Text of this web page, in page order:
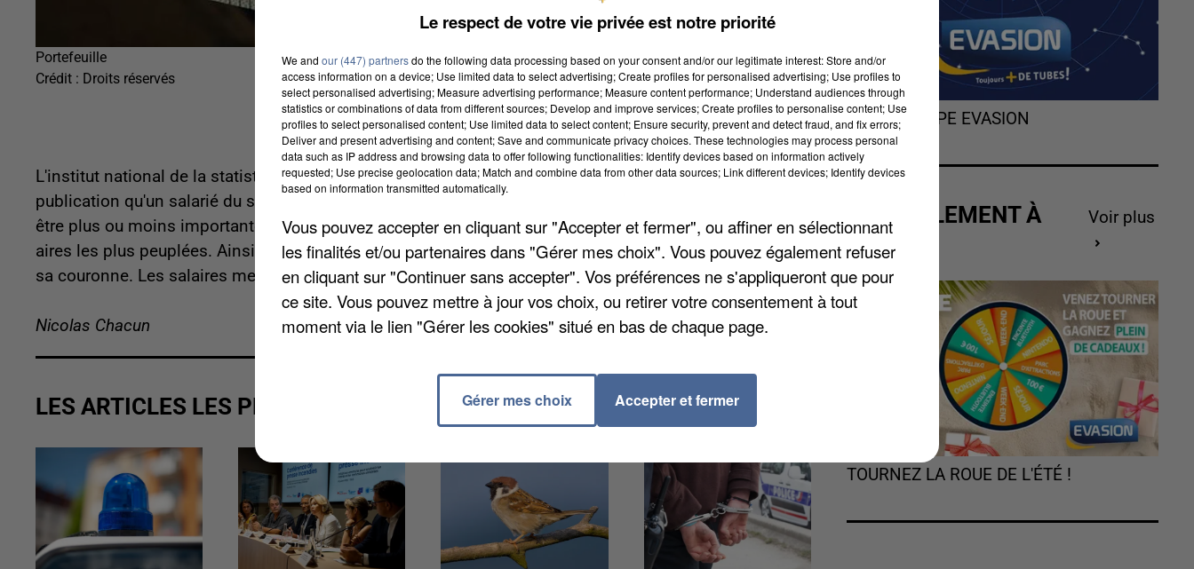
Portefeuille
Crédit : Droits réservés
L'institut national de la statistique vient de dévoiler une nouvelle étude. On apprend dans cette
publication qu'un salarié du secteur privé gagne en moyenne 2.500 euros. Sauf que cette somme peut
être plus ou moins importante, selon que l'employé travaille dans une grande ville ou bien hors des
aires les plus peuplées. Ainsi, la Seine-et-Marne est sous l'influence de l'aire d'attraction de Paris et de
sa couronne. Les salaires mensuels nets moyens y sont compris entre 2.450 et 3.320 euros.
Nicolas Chacun
LES ARTICLES LES PLUS VUS
L'HOROSCOPE EVASION
ACTUELLEMENT À
GAGNER
Voir plus
TOURNEZ LA ROUE DE L'ÉTÉ !
Le respect de votre vie privée est notre priorité
We and our (447) partnersdo the following data processing based on your consent and/or our legitimate interest: Store and/or
access information on a device; Use limited data to select advertising; Create profiles for personalised advertising; Use profiles to
select personalised advertising; Measure advertising performance; Measure content performance; Understand audiences through
statistics or combinations of data from different sources; Develop and improve services; Create profiles to personalise content; Use
profiles to select personalised content; Use limited data to select content; Ensure security, prevent and detect fraud, and fix errors;
Deliver and present advertising and content; Save and communicate privacy choices. These technologies may process personal
data such as IP address and browsing data to offer following functionalities: Identify devices based on information actively
requested; Use precise geolocation data; Match and combine data from other data sources; Link different devices; Identify devices
based on information transmitted automatically.
Vous pouvez accepter en cliquant sur "Accepter et fermer", ou affiner en sélectionnant
les finalités et/ou partenaires dans "Gérer mes choix". Vous pouvez également refuser
en cliquant sur "Continuer sans accepter". Vos préférences ne s'appliqueront que pour
ce site. Vous pouvez mettre à jour vos choix, ou retirer votre consentement à tout
moment via le lien "Gérer les cookies" situé en bas de chaque page.
Gérer mes choix Accepter et fermer